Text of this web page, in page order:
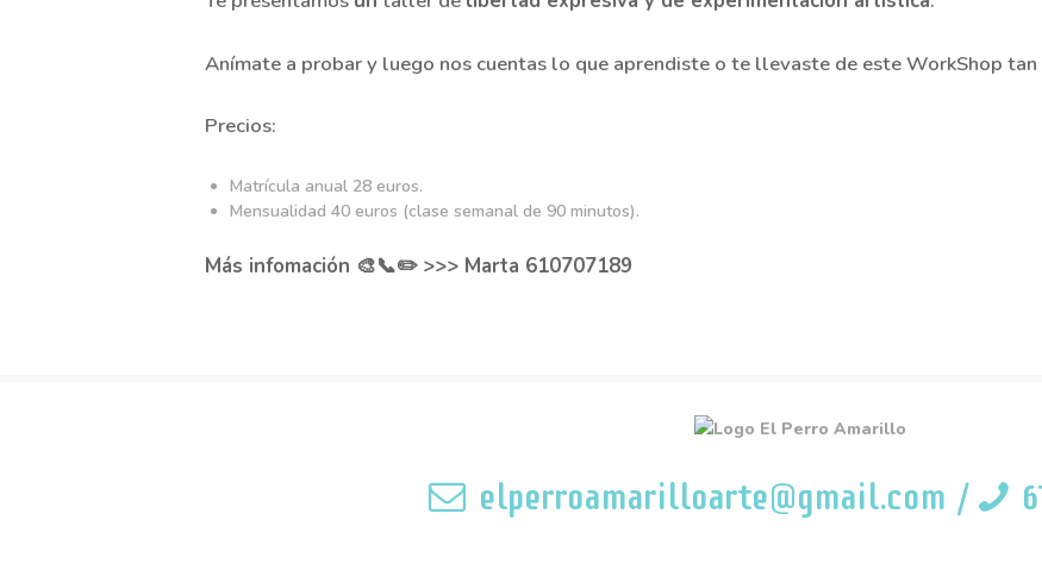
Anímate a probar y luego nos cuentas lo que aprendiste o te llevaste de este WorkShop tan
Precios:
Matrícula anual 28 euros.
Mensualidad 40 euros (clase semanal de 90 minutos).
Más infomación 🎨📞✏️ >>> Marta 610707189
elperroamarilloarte@gmail.com /